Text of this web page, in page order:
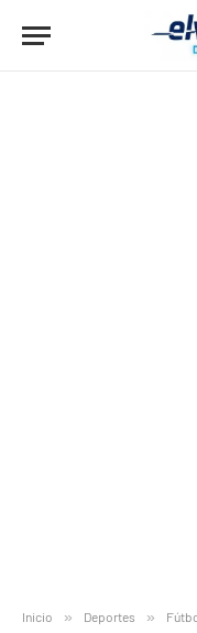
Inicio » Deportes »